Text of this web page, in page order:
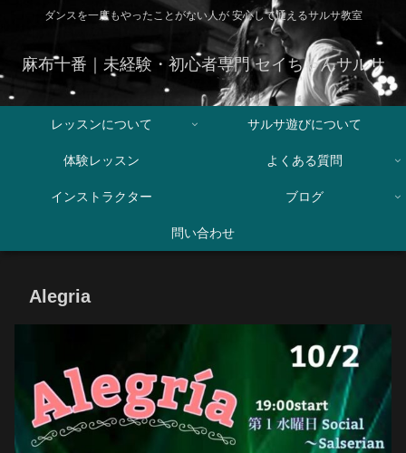
ダンスを一度もやったことがない人が 安心して通えるサルサ教室
麻布十番｜未経験・初心者専門 セイちゃんサルサ
レッスンについて サルサ遊びについて
体験レッスン よくある質問
インストラクター ブログ
問い合わせ
Alegria